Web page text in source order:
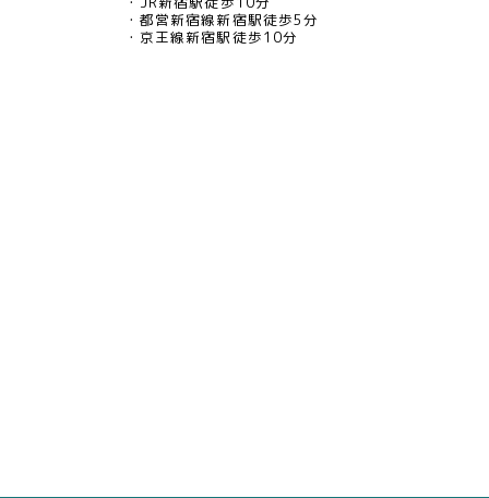
都営新宿線新宿駅徒歩5分
京王線新宿駅徒歩10分